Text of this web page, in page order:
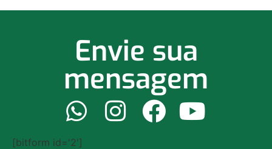
Envie sua
mensagem
[bitform id='2']